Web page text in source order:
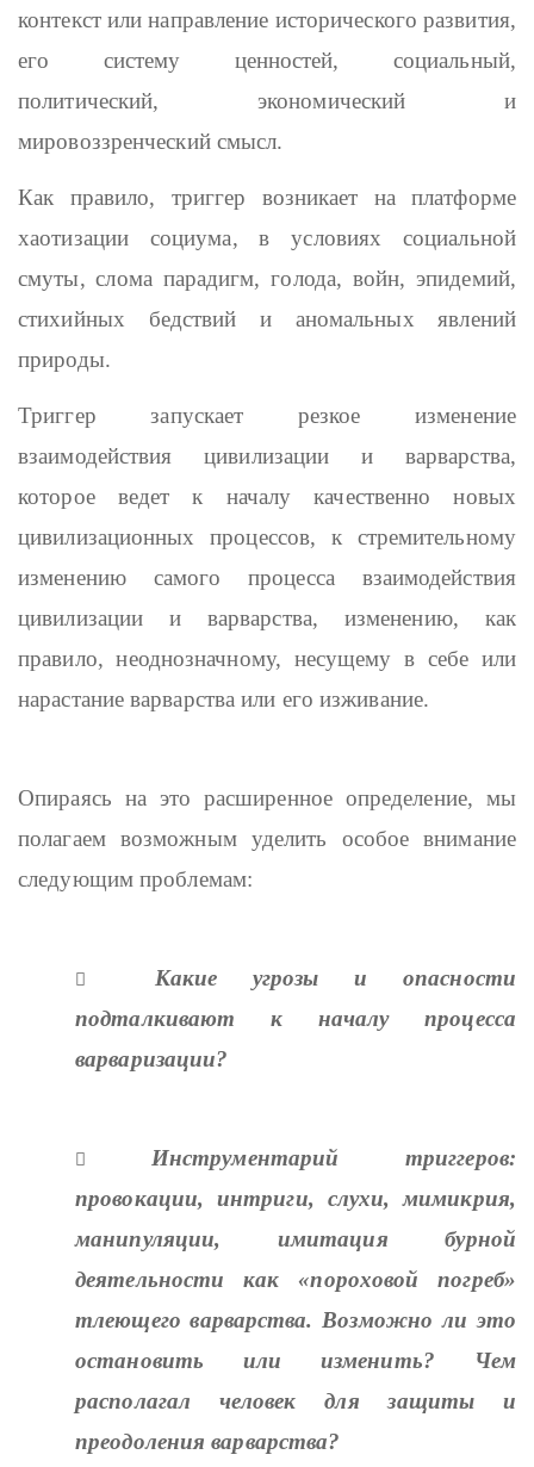
контекст или направление исторического развития,
его систему ценностей, социальный,
политический, экономический и
мировоззренческий смысл.
Как правило, триггер возникает на платформе
хаотизации социума, в условиях социальной
смуты, слома парадигм, голода, войн, эпидемий,
стихийных бедствий и аномальных явлений
природы.
Триггер запускает резкое изменение
взаимодействия цивилизации и варварства,
которое ведет к началу качественно новых
цивилизационных процессов, к стремительному
изменению самого процесса взаимодействия
цивилизации и варварства, изменению, как
правило, неоднозначному, несущему в себе или
нарастание варварства или его изживание.
Опираясь на это расширенное определение, мы
полагаем возможным уделить особое внимание
следующим проблемам:
 Какие угрозы и опасности
подталкивают к началу процесса
варваризации?
 Инструментарий триггеров:
провокации, интриги, слухи, мимикрия,
манипуляции, имитация бурной
деятельности как «пороховой погреб»
тлеющего варварства. Возможно ли это
остановить или изменить? Чем
располагал человек для защиты и
преодоления варварства?